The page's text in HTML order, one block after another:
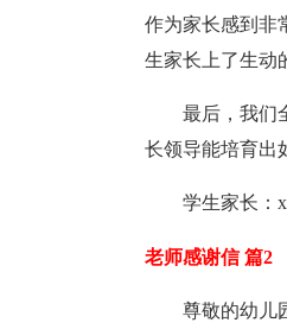
作为家长感到非
生家长上了生动
最后，我们
长领导能培育出
学生家长：
老师感谢信 篇2
尊敬的幼儿